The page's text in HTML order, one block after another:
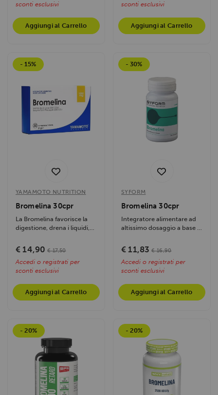
sconti esclusivi
Aggiungi al Carrello
sconti esclusivi
Aggiungi al Carrello
- 15%
YAMAMOTO NUTRITION
Bromelina 30cpr
La Bromelina favorisce la
digestione, drena i liquidi,
€ 14,90 € 17,50
Accedi o registrati per
sconti esclusivi
Aggiungi al Carrello
- 30%
SYFORM
Bromelina 30cpr
Integratore alimentare ad
altissimo dosaggio a base di
d'Ananas,...
€ 11,83 € 16,90
Accedi o registrati per
sconti esclusivi
Aggiungi al Carrello
- 20% - 20%